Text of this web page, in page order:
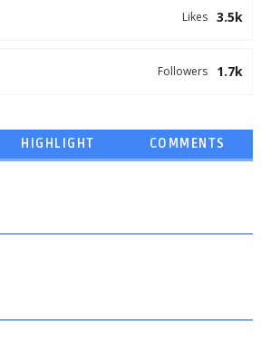
3.5k
Likes
1.7k
Followers
HIGHLIGHT COMMENTS